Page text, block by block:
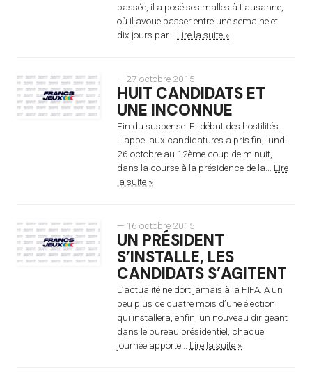
passée, il a posé ses malles à Lausanne,
où il avoue passer entre une semaine et
dix jours par... Lire la suite »
— 27 octobre 2015
HUIT CANDIDATS ET
UNE INCONNUE
Fin du suspense. Et début des hostilités.
L’appel aux candidatures a pris fin, lundi
26 octobre au 12ème coup de minuit,
dans la course à la présidence de la... Lire
la suite »
— 16 octobre 2015
UN PRÉSIDENT
S’INSTALLE, LES
CANDIDATS S’AGITENT
L’actualité ne dort jamais à la FIFA. A un
peu plus de quatre mois d’une élection
qui installera, enfin, un nouveau dirigeant
dans le bureau présidentiel, chaque
journée apporte... Lire la suite »